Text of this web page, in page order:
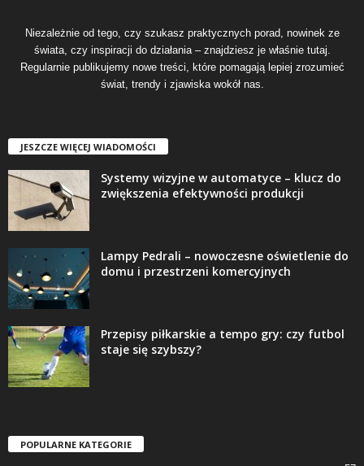
Niezależnie od tego, czy szukasz praktycznych porad, nowinek ze
świata, czy inspiracji do działania – znajdziesz je właśnie tutaj.
Regularnie publikujemy nowe treści, które pomagają lepiej zrozumieć
świat, trendy i zjawiska wokół nas.
JESZCZE WIĘCEJ WIADOMOŚCI
Systemy wizyjne w automatyce – klucz do
zwiększenia efektywności produkcji
Lampy Pedrali – nowoczesne oświetlenie do
domu i przestrzeni komercyjnych
Przepisy piłkarskie a tempo gry: czy futbol
staje się szybszy?
POPULARNE KATEGORIE